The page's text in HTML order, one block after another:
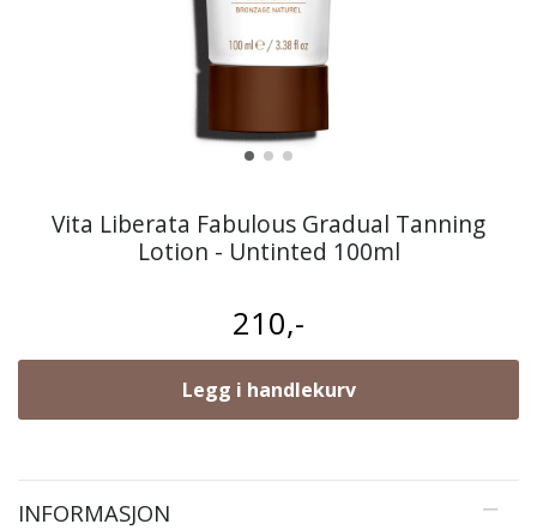
Vita Liberata Fabulous Gradual Tanning
Lotion - Untinted 100ml
210,-
Legg i handlekurv
INFORMASJON